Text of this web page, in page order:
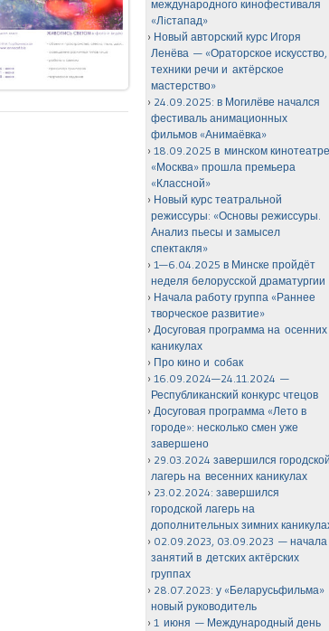
международного кинофестиваля
«Лiстапад»
Новый авторский курс Игоря
Ленёва — «Ораторское искусство,
техники речи и актёрское
мастерство»
24.09.2025: в Могилёве начался
фестиваль анимационных
фильмов «Анимаёвка»
18.09.2025 в минском
«Москва» прошла премьера
«Классной»
Новый курс театральной
режиссуры: «Основы режиссуры.
Анализ пьесы и замысел
спектакля»
1—6.04.2025 в Минске пройдёт
неделя белорусской драматургии
Начала работу группа «Раннее
творческое развитие»
Досуговая программа на осенних
каникулах
Про кино и собак
16.09.2024—24.11.2024 —
Республиканский конкурс чтецов
Досуговая программа «Лето в
городе»: несколько смен уже
завершено
29.03.2024 завершился
лагерь на весенних каникулах
23.02.2024: завершился
городской лагерь на
дополнительных зимних
02.09.2023, 03.09.2023 — начала
занятий в детских актёрских
группах
28.07.2023: у «Беларусьфильма»
новый руководитель
1 июня — Международный день